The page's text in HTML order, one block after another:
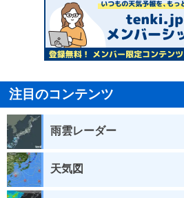
注目のコンテンツ
雨雲レーダー
天気図